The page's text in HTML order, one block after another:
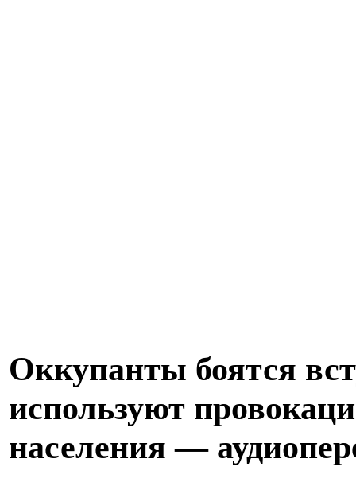
Оккупанты боятся
используют
населения —